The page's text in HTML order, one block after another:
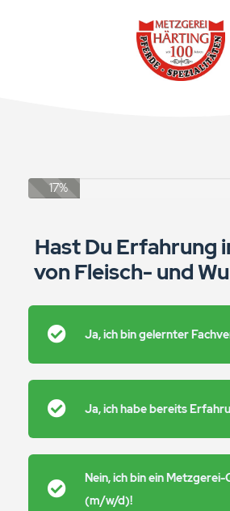
17%
Hast Du Erfahrung
von Fleisch- und
Ja, ich bin gelernter
Ja, ich habe bereits
Nein, ich bin ein
(m/w/d)!